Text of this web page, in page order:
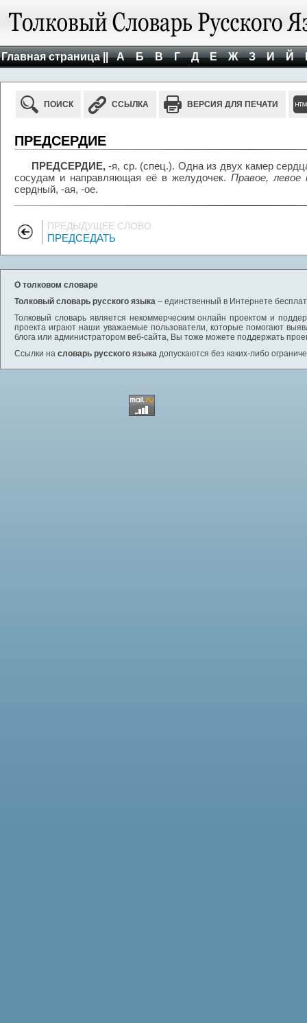
Главная страница || А Б В Г Д Е Ж З И Й
ПОИСК ССЫЛКА ВЕРСИЯ ДЛЯ ПЕЧАТИ
ПРЕДСЕРДИЕ
ПРЕДСЕРДИЕ, -я, ср. (спец.). Одна из двух камер
сосудам и направляющая её в желудочек. Правое, левое
сердный, -ая, -ое.
ПРЕДЫДУЩЕЕ СЛОВО
ПРЕДСЕДАТЬ
О толковом словаре
Толковый словарь русского языка – единственный в Интернете
Толковый словарь является некоммерческим онлайн проектом и
проекта играют наши уважаемые пользователи, которые помогают
блога или администратором веб-сайта, Вы тоже можете поддержать
Ссылки на словарь русского языка допускаются без каких-либо